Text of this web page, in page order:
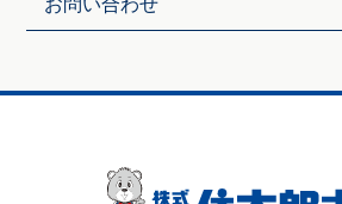
お問い合わせ